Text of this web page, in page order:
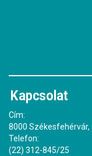
Kapcsolat
Cím:
8000 Székesfehérvár,
Telefon:
(22) 312-845/25